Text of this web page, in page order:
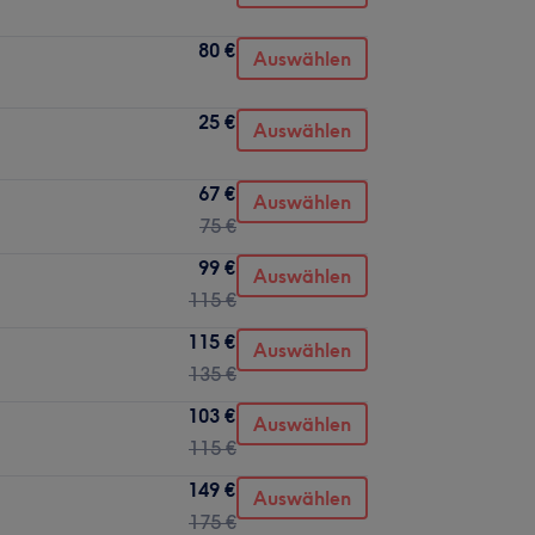
80 € Auswählen
25 € Auswählen
67 €
75 €
Auswählen
99 €
115 €
Auswählen
115 €
135 €
Auswählen
103 €
115 €
Auswählen
149 €
175 €
Auswählen